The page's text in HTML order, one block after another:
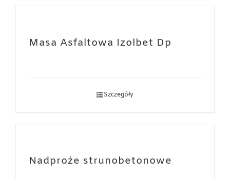
Masa Asfaltowa Izolbet Dp
Szczegóły
Nadproże strunobetonowe